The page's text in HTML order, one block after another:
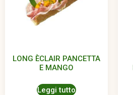
LONG ÈCLAIR PANCETTA
E MANGO
Leggi tutto